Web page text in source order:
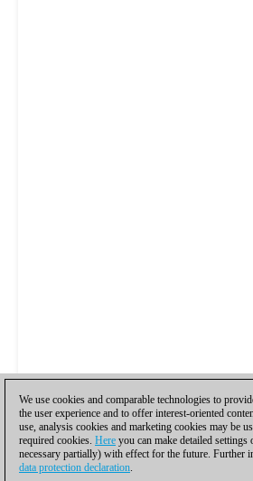
We use cookies and comparable technologies to
the user experience and to offer interest-oriented
use, analysis cookies and marketing cookies may be
required cookies. Here you can make detailed
necessary partially) with effect for the future. Further
data protection declaration.